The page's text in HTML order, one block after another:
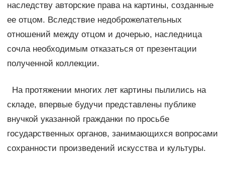
наследству авторские права на картины, созданные
ее отцом. Вследствие недоброжелательных
отношений между отцом и дочерью, наследница
сочла необходимым отказаться от презентации
полученной коллекции.
На протяжении многих лет картины пылились на
складе, впервые будучи представлены публике
внучкой указанной гражданки по просьбе
государственных органов, занимающихся вопросами
сохранности произведений искусства и культуры.